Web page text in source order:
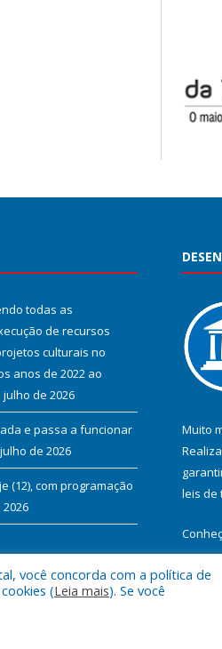
todas as
de recursos
culturais no
anos de 2022 ao
julho de 2026
e passa a funcionar
de 2026
(12), com programação
Muito
leis de
você concorda com a política de
(Leia mais). Se você